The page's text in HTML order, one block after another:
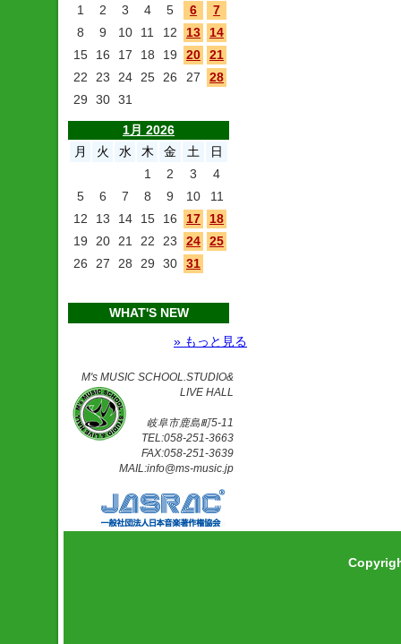
1
2 3 4 5 6
7
8
9 10 11 12 13
14
15
16 17 18 19 20
21
22
23 24 25 26 27
28
29
30 31
1月 2026
月
火 水 木 金 土
日
1
2 3
4
5
6 7 8 9 10
11
12
13 14 15 16 17
18
19
20 21 22 23 24
25
26
27 28 29 30 31
WHAT'S NEW
» もっと見る
M's MUSIC SCHOOL.STUDIO&
LIVE HALL
岐阜市鹿島町5-11
TEL:058-251-3663
FAX:058-251-3639
MAIL:info@ms-music.jp